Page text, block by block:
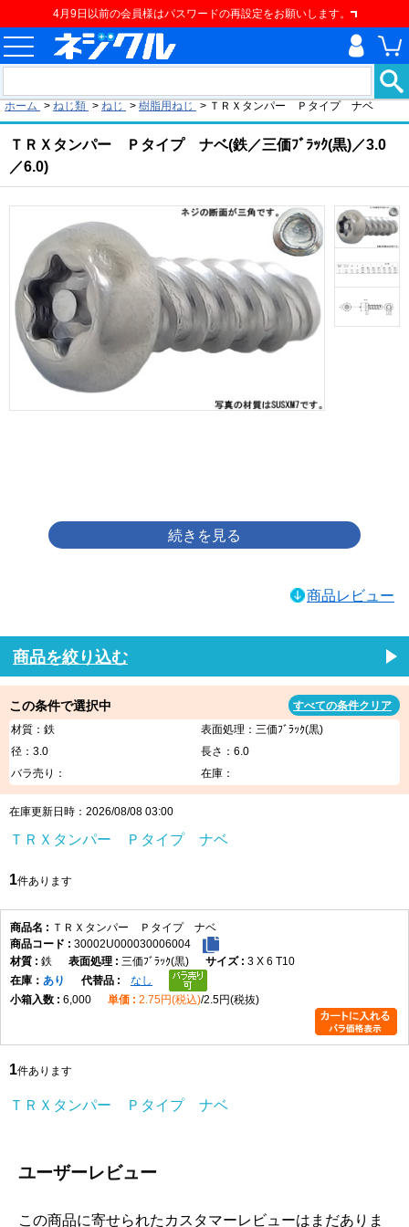
4月9日以前の会員様はパスワードの再設定をお願いします。
ホーム > ねじ類 > ねじ > 樹脂用ねじ > ＴＲＸタンパー Ｐタイプ ナベ
ＴＲＸタンパー Ｐタイプ ナベ(鉄／三価ﾌﾞﾗｯｸ(黒)／3.0
／6.0)
商品レビュー
商品を絞り込む
この条件で選択中
すべての条件クリア
材質：鉄
表面処理：三価ﾌﾞﾗｯｸ(黒)
径：3.0
長さ：6.0
バラ売り：
在庫：
在庫更新日時：2026/08/08 03:00
ＴＲＸタンパー Ｐタイプ ナベ
1件あります
ＴＲＸタンパー Ｐタイプ ナベ
30002U000030006004
鉄
三価ﾌﾞﾗｯｸ(黒)
3 X 6 T10
在庫
あり
なし
6,000
2.75円(税込) 2.5円(税抜)
1件あります
ＴＲＸタンパー Ｐタイプ ナベ
ユーザーレビュー
この商品に寄せられたカスタマーレビューはまだありま